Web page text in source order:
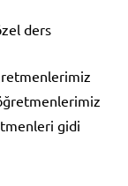
ders
gidi